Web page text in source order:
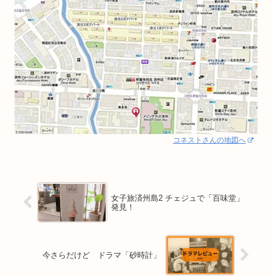
コネストさんの地図へ
女子旅済州島2 チェジュで「百味堂」
発見！
今さらだけど ドラマ「砂時計」